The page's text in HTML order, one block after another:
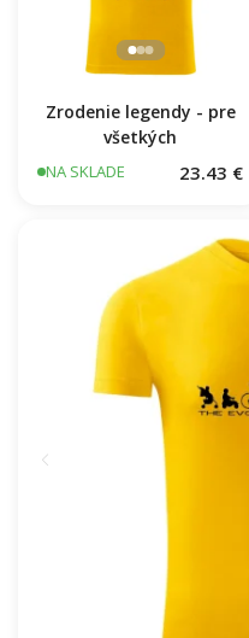
Zrodenie legendy - pre
všetkých
NA SKLADE 23.43 €